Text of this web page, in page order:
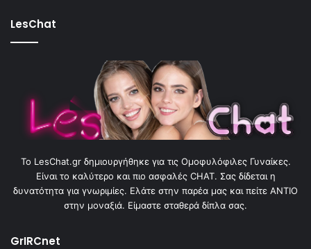
LesChat
To LesChat.gr δημιουργήθηκε για τις Ομοφυλόφιλες Γυναίκες.
Είναι το καλύτερο και πιο ασφαλές CHAT. Σας δίδεται η
δυνατότητα για γνωριμίες. Ελάτε στην παρέα μας και πείτε ΑΝΤΙΟ
στην μοναξιά. Είμαστε σταθερά δίπλα σας.
GrIRCnet